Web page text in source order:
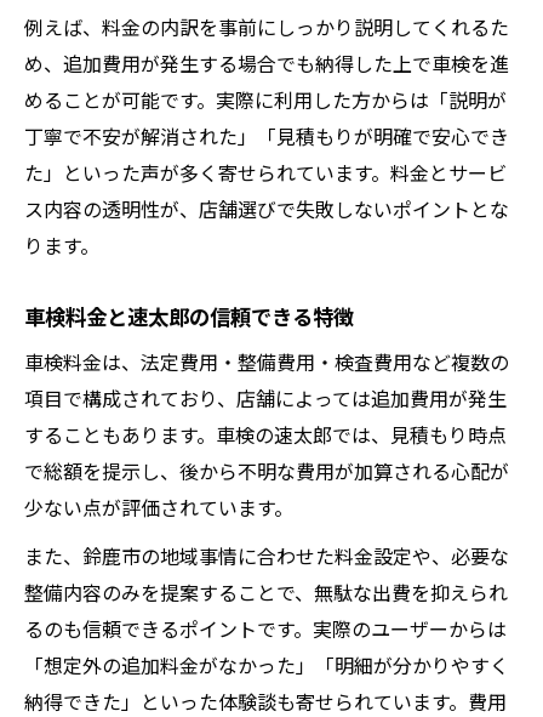
例えば、料金の内訳を事前にしっかり説明してくれるた
め、追加費用が発生する場合でも納得した上で車検を進
めることが可能です。実際に利用した方からは「説明が
丁寧で不安が解消された」「見積もりが明確で安心でき
た」といった声が多く寄せられています。料金とサービ
ス内容の透明性が、店舗選びで失敗しないポイントとな
ります。
車検料金と速太郎の信頼できる特徴
車検料金は、法定費用・整備費用・検査費用など複数の
項目で構成されており、店舗によっては追加費用が発生
することもあります。車検の速太郎では、見積もり時点
で総額を提示し、後から不明な費用が加算される心配が
少ない点が評価されています。
また、鈴鹿市の地域事情に合わせた料金設定や、必要な
整備内容のみを提案することで、無駄な出費を抑えられ
るのも信頼できるポイントです。実際のユーザーからは
「想定外の追加料金がなかった」「明細が分かりやすく
納得できた」といった体験談も寄せられています。費用